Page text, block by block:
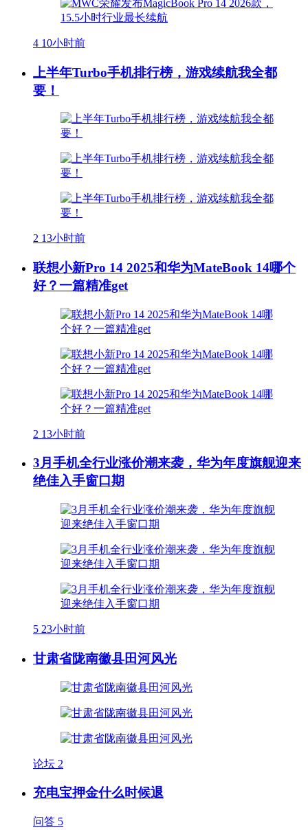
4 10小时前
上半年Turbo手机排行榜，游戏续航我全都
要！
2 13小时前
联想小新Pro 14 2025和华为MateBook 14哪个
好？一篇精准get
2 13小时前
3月手机全行业涨价潮来袭，华为年度旗舰迎来
绝佳入手窗口期
5 23小时前
甘肃省陇南徽县田河风光
论坛 2
充电宝押金什么时候退
问答 5